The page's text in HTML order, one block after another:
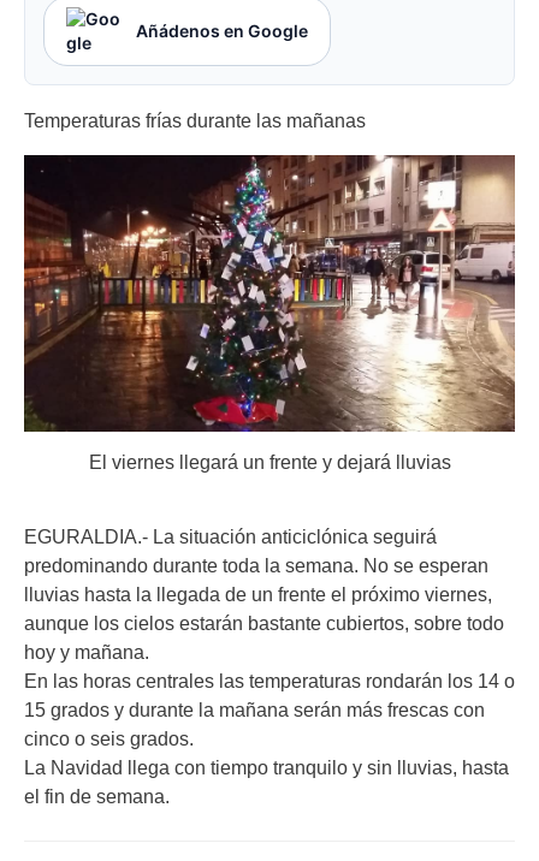
Añádenos en Google
Temperaturas frías durante las mañanas
El viernes llegará un frente y dejará lluvias
EGURALDIA.- La situación anticiclónica seguirá
predominando durante toda la semana. No se esperan
lluvias hasta la llegada de un frente el próximo viernes,
aunque los cielos estarán bastante cubiertos, sobre todo
hoy y mañana.
En las horas centrales las temperaturas rondarán los 14 o
15 grados y durante la mañana serán más frescas con
cinco o seis grados.
La Navidad llega con tiempo tranquilo y sin lluvias, hasta
el fin de semana.